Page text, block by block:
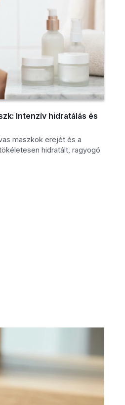
Intenzív hidratálás és
maszkok erejét és a
hidratált, ragyogó